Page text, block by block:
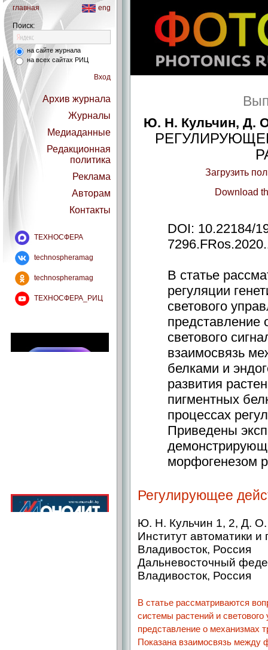
главная eng
Поиск:
на сайте журнала
на всех сайтах РИЦ
Вход
Архив журнала
Журналы
Медиаданные
Редакционная
политика
Реклама
Авторам
Контакты
ТЕХНОСФЕРА
technospheramag
technospheramag
ТЕХНОСФЕРА_РИЦ
Ю. Н. Кульчин, Д.
Загрузить
Download
DOI: 10.22184/
В статье
регуляции
светового
представление
светового
взаимосвязь
белками и
развития
пигментных
процессах
Приведены
морфогенезом
Регулирующее
Ю. Н. Кульчин 1, 2, Д.
Институт автоматики
Владивосток, Россия
Дальневосточный
Владивосток, Россия
В статье рассматриваются
системы растений и
представление о механизмах
Показана взаимосвязь между